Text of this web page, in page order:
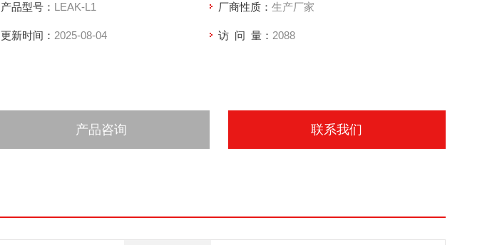
产品型号： LEAK-L1 厂商性质：生产厂家
更新时间： 2025-08-04 访 问 量： 2088
产品咨询 联系我们